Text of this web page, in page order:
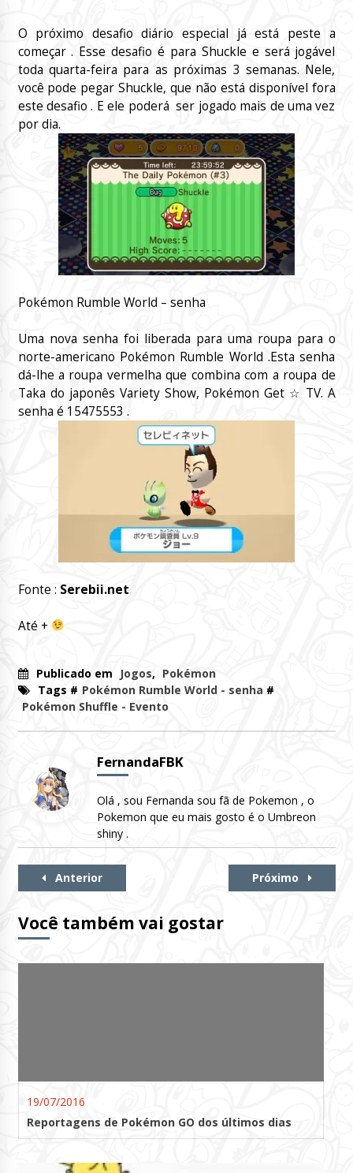
O próximo desafio diário especial já está peste a
começar . Esse desafio é para Shuckle e será jogável
toda quarta-feira para as próximas 3 semanas. Nele,
você pode pegar Shuckle, que não está disponível fora
este desafio . E ele poderá ser jogado mais de uma vez
por dia.
Pokémon Rumble World – senha
Uma nova senha foi liberada para uma roupa para o
norte-americano Pokémon Rumble World .Esta senha
dá-lhe a roupa vermelha que combina com a roupa de
Taka do japonês Variety Show, Pokémon Get ☆ TV. A
senha é 15475553 .
Fonte : Serebii.net
Até +
Publicado em Jogos, Pokémon
Tags # Pokémon Rumble World - senha #
Pokémon Shuffle - Evento
FernandaFBK
Olá , sou Fernanda sou fã de Pokemon , o
Pokemon que eu mais gosto é o Umbreon
shiny .
Continue
Anterior Próximo
Você também vai gostar
19/07/2016
Reportagens de Pokémon GO dos últimos dias